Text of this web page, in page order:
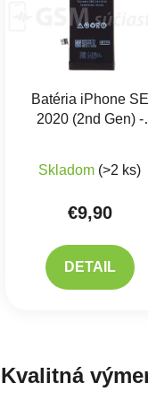
Batéria iPhone SE
2020 (2nd Gen) -
Skladom (>2 ks)
€9,90
DETAIL
Kvalitná